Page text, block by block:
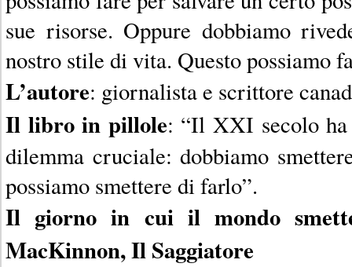
sue risorse. Oppure dobbiamo
nostro stile di vita. Questo possiamo
L’autore: giornalista e scrittore
Il libro in pillole: “Il XXI secolo
dilemma cruciale: dobbiamo
possiamo smettere di farlo”.
Il giorno in cui il mondo
MacKinnon, Il Saggiatore